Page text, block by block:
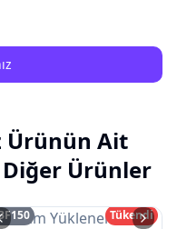
Ürünün Ait
Ürünler
Resim Yüklenemedi
Tükendi